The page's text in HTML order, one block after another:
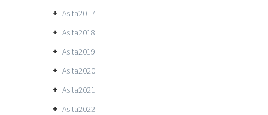
Asita2017
Asita2018
Asita2019
Asita2020
Asita2021
Asita2022